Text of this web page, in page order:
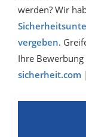
werden? Wir
vergeben.
Ihre Bewerbung
sicherheit.com